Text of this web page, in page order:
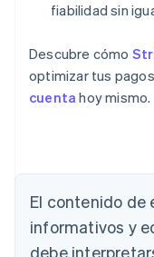
fiabilidad sin
Descubre cómo
optimizar tus
cuenta hoy mismo.
El contenido de
informativos y
debe
Alemania
DeutschEnglish
Australia